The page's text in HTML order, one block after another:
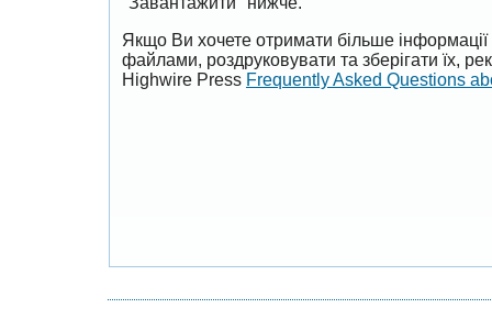
Якщо Ви хочете отримати більше
файлами, роздруковувати та зберігати їх,
Highwire Press Frequently Asked Questions